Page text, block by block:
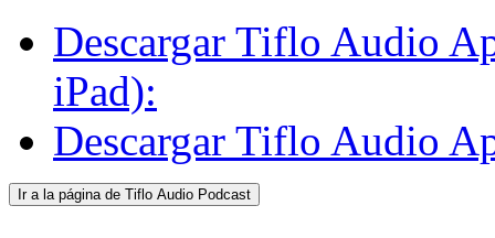
Descargar Tiflo Audio
iPad):
Descargar Tiflo Audio
Ir a la página de Tiflo Audio Podcast